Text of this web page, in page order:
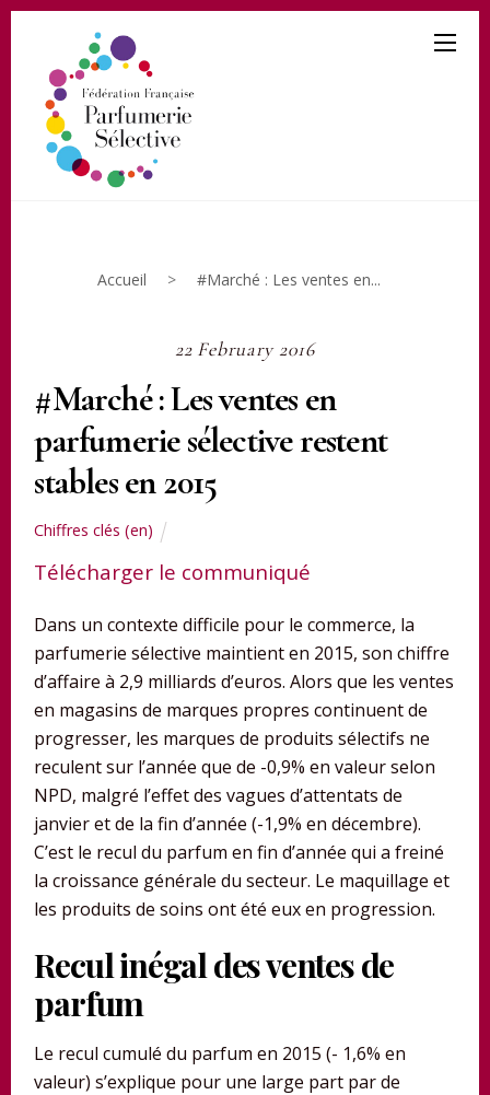
Accueil > #Marché : Les ventes en...
22 February 2016
#Marché : Les ventes en
parfumerie sélective restent
stables en 2015
Chiffres clés (en)
Télécharger le communiqué
Dans un contexte difficile pour le commerce, la
parfumerie sélective maintient en 2015, son chiffre
d’affaire à 2,9 milliards d’euros. Alors que les ventes
en magasins de marques propres continuent de
progresser, les marques de produits sélectifs ne
reculent sur l’année que de -0,9% en valeur selon
NPD, malgré l’effet des vagues d’attentats de
janvier et de la fin d’année (-1,9% en décembre).
C’est le recul du parfum en fin d’année qui a freiné
la croissance générale du secteur. Le maquillage et
les produits de soins ont été eux en progression.
Recul inégal des ventes de
parfum
Le recul cumulé du parfum en 2015 (- 1,6% en
valeur) s’explique pour une large part par de